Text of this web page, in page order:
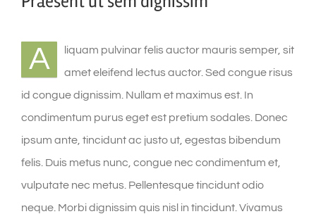
A
liquam pulvinar felis auctor mauris semper, sit
amet eleifend lectus auctor. Sed congue risus
id congue dignissim. Nullam et maximus est. In
condimentum purus eget est pretium sodales. Donec
ipsum ante, tincidunt ac justo ut, egestas bibendum
felis. Duis metus nunc, congue nec condimentum et,
vulputate nec metus. Pellentesque tincidunt odio
neque. Morbi dignissim quis nisl in tincidunt. Vivamus